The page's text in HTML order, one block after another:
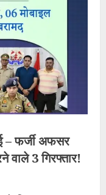
– फर्जी अफसर
वाले 3 गिरफ्तार!